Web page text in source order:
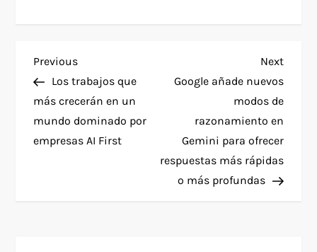
P
o
s
Previous
Post
Previous
Los trabajos que
más crecerán en un
mundo dominado por
empresas AI First
Next
Post
Next
Google añade nuevos
modos de
razonamiento en
Gemini para ofrecer
respuestas más rápidas
o más profundas